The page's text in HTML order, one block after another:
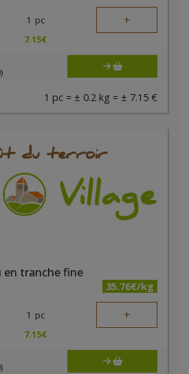
1 pc +
7.15€
1 pc = ± 0.2 kg = ± 7.15 €
en tranche fine
35.76€/kg
1 pc +
7.15€